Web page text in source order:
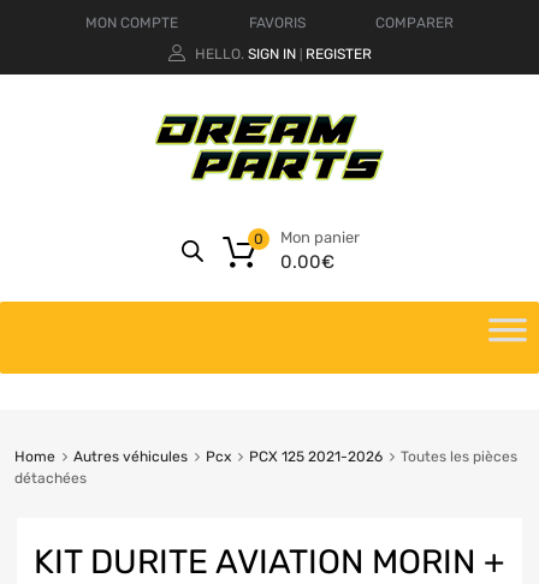
MON COMPTE FAVORIS
COMPARER
HELLO. SIGN IN REGISTER
Mon panier
0.00€
0
Home Autres véhicules Pcx PCX 125 2021-2026
Toutes les pièces
détachées
KIT DURITE AVIATION MORIN +